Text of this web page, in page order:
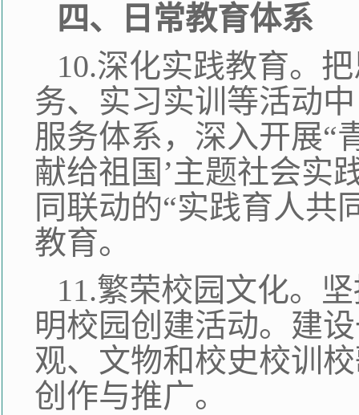
四、日常教育体系
10.深化实践教育。
务、实习实训等活动
服务体系，深入开展“
献给祖国’主题社会实
同联动的“实践育人共
教育。
11.繁荣校园文化。
明校园创建活动。建
观、文物和校史校训
创作与推广。